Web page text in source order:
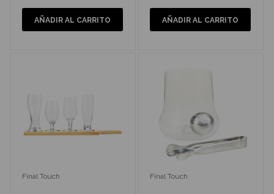
AÑADIR AL CARRITO AÑADIR AL CARRITO
Final Touch Final Touch